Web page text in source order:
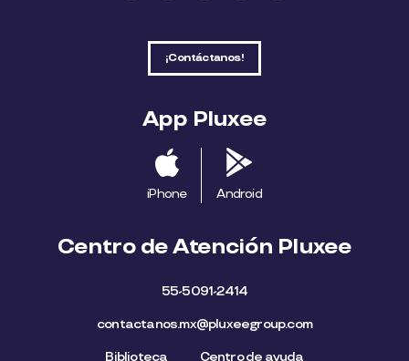
¡Contáctanos!
App Pluxee
iPhone Android
Centro de Atención Pluxee
55-5091-2414
contactanos.mx@pluxeegroup.com
Biblioteca Centro de ayuda